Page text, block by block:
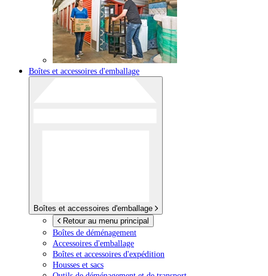
Boîtes et accessoires d'emballage
Boîtes et accessoires d'emballage
Retour au menu principal
Boîtes de déménagement
Accessoires d'emballage
Boîtes et accessoires d'expédition
Housses et sacs